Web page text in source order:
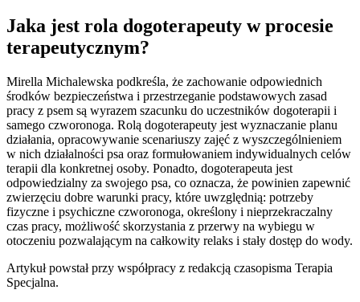
Jaka jest rola dogoterapeuty w procesie
terapeutycznym?
Mirella Michalewska podkreśla, że zachowanie odpowiednich
środków bezpieczeństwa i przestrzeganie podstawowych zasad
pracy z psem są wyrazem szacunku do uczestników dogoterapii i
samego czworonoga. Rolą dogoterapeuty jest wyznaczanie planu
działania, opracowywanie scenariuszy zajęć z wyszczególnieniem
w nich działalności psa oraz formułowaniem indywidualnych celów
terapii dla konkretnej osoby. Ponadto, dogoterapeuta jest
odpowiedzialny za swojego psa, co oznacza, że powinien zapewnić
zwierzęciu dobre warunki pracy, które uwzględnią: potrzeby
fizyczne i psychiczne czworonoga, określony i nieprzekraczalny
czas pracy, możliwość skorzystania z przerwy na wybiegu w
otoczeniu pozwalającym na całkowity relaks i stały dostęp do wody.
Artykuł powstał przy współpracy z redakcją czasopisma Terapia
Specjalna.